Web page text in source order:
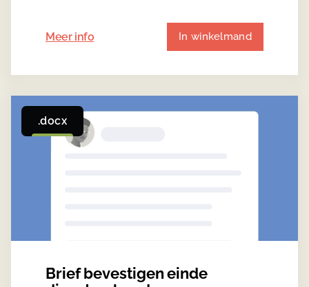
Meer info In winkelmand
.docx
Brief bevestigen einde